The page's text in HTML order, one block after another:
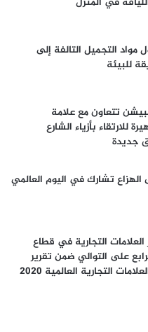
التجميل التالفة إلى
للبيئة
تتعاون مع علامة
للارتقاء بأزياء الشارع
جديدة
الهزاع تشارك في اليوم العالمي
العلامات التجارية في قطاع
على التوالي ضمن تقرير
التجارية العالمية 2020